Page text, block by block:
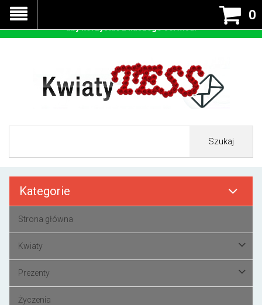
0
Szukaj
Kategorie
Strona główna
Kwiaty
Prezenty
Życzenia
Nasza strona korzysta z cookies - czyli tzw ciastek w celu
prawidłowego działania. Zaakceptuj przyjmowanie cookies
aby korzystać z naszego serwisu.